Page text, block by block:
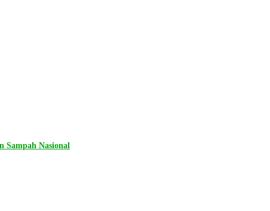
Sampah Nasional